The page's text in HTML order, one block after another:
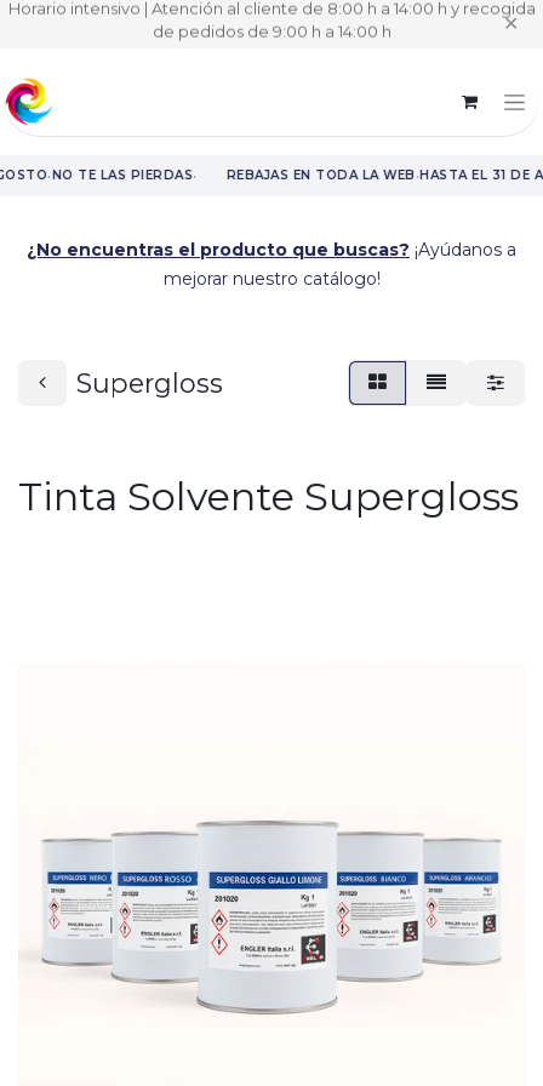
Horario intensivo | Atención al cliente de 8:00 h a 14:00 h y recogida
de pedidos de 9:00 h a 14:00 h ✕
·NO TE LAS PIERDAS· REBAJAS EN TODA LA WEB·HASTA EL 31 DE
¿No encuentras el producto que buscas? ¡Ayúdanos a
mejorar nuestro catálogo!
Supergloss
Tinta Solvente Supergloss